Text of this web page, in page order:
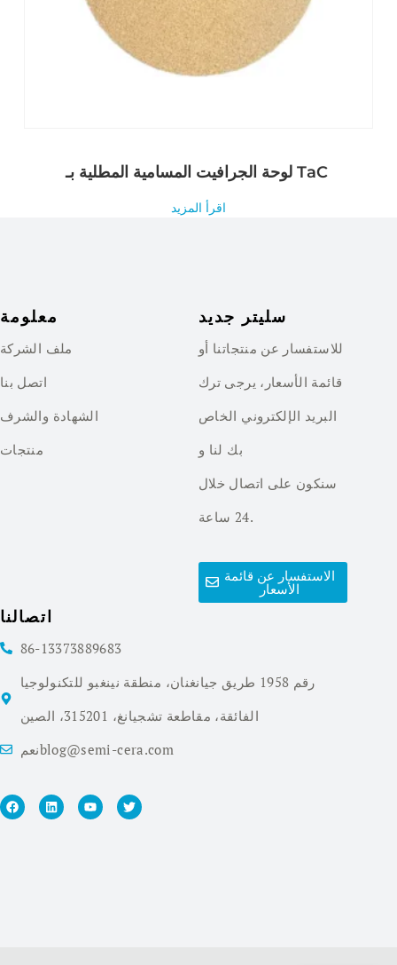
لوحة الجرافيت المسامية المطلية بـ TaC
اقرأ المزيد
معلومة
ملف الشركة
اتصل بنا
الشهادة والشرف
منتجات
سليتر جديد
للاستفسار عن منتجاتنا أو
قائمة الأسعار، يرجى ترك
البريد الإلكتروني الخاص
بك لنا و
سنكون على اتصال خلال
24 ساعة.
الاستفسار عن قائمة
الأسعار
اتصالنا
86-13373889683
رقم 1958 طريق جيانغنان، منطقة نينغبو للتكنولوجيا
الفائقة، مقاطعة تشجيانغ، 315201، الصين
نعمblog@semi-cera.com